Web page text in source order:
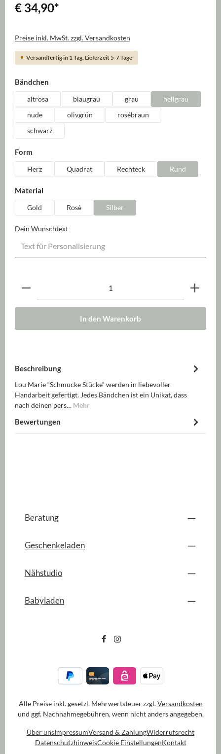
€ 34,90*
Preise inkl. MwSt. zzgl. Versandkosten
Versandfertig in 1 Tag, Lieferzeit 5-7 Tage
Bändchen
altrosa blaugrau grau
hellgrau
nude
olivgrün
rosébraun
schwarz
Form
Herz Quadrat Rechteck Rund
Material
Gold Rosè Silber
Dein Wunschtext
Produkt Anzahl: Gib den gewünschten Wert ein
In den Warenkorb
Beschreibung
Lou Marie “Schmucke Stücke“ werden in liebevoller
Handarbeit gefertigt. Jedes Bändchen ist ein Unikat, dass
nach deinen pers… Mehr
Bewertungen
Beratung
Geschenkeladen
Nähstudio
Babyladen
Alle Preise inkl. gesetzl. Mehrwertsteuer zzgl.Versandkosten
und ggf. Nachnahmegebühren, wenn nicht anders angegeben.
Über unsImpressumVersand & ZahlungWiderrufsrecht
DatenschutzhinweisCookie EinstellungenKontakt